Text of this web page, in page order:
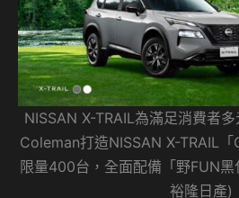
NISSAN X-TRAIL為滿足消費者
Coleman打造NISSAN X-TRAIL「
限量400台，全面配備「野FUN黑
裕隆日產)